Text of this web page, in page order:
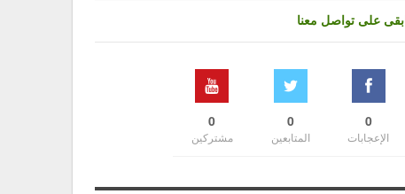
ابقى على تواصل معنا
0
الإعجابات
0
المتابعين
0
مشتركين